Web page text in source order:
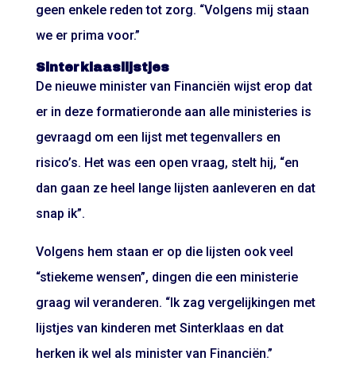
geen enkele reden tot zorg. “Volgens mij staan
we er prima voor.”
Sinterklaaslijstjes
De nieuwe minister van Financiën wijst erop dat
er in deze formatieronde aan alle ministeries is
gevraagd om een lijst met tegenvallers en
risico’s. Het was een open vraag, stelt hij, “en
dan gaan ze heel lange lijsten aanleveren en dat
snap ik”.
Volgens hem staan er op die lijsten ook veel
“stiekeme wensen”, dingen die een ministerie
graag wil veranderen. “Ik zag vergelijkingen met
lijstjes van kinderen met Sinterklaas en dat
herken ik wel als minister van Financiën.”